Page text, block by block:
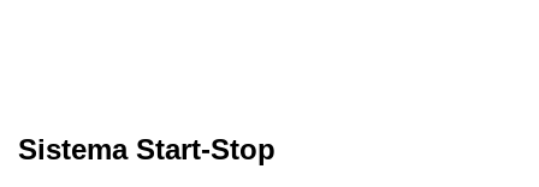
Sistema Start-Stop